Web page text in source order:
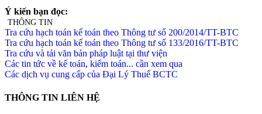
Ý kiến bạn đọc:
THÔNG TIN
Tra cứu hạch toán kế toán theo Thông tư số 200/2014/TT-BTC
Tra cứu hạch toán kế toán theo Thông tư số 133/2016/TT-BTC
Tra cứu và tải văn bản pháp luật tại thư viện
Các tin tức về kế toán, kiểm toán... cần xem qua
Các dịch vụ cung cấp của Đại Lý Thuế BCTC
THÔNG TIN LIÊN HỆ